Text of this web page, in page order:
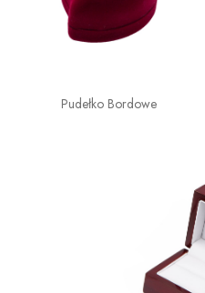
Pudełko Bordowe